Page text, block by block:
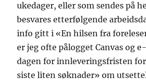
ukedager, eller som sendes på
besvares etterfølgende
info gitt i «En hilsen fra
er jeg ofte pålogget Canvas og
dagen for innleveringsfristen
siste liten søknader» om